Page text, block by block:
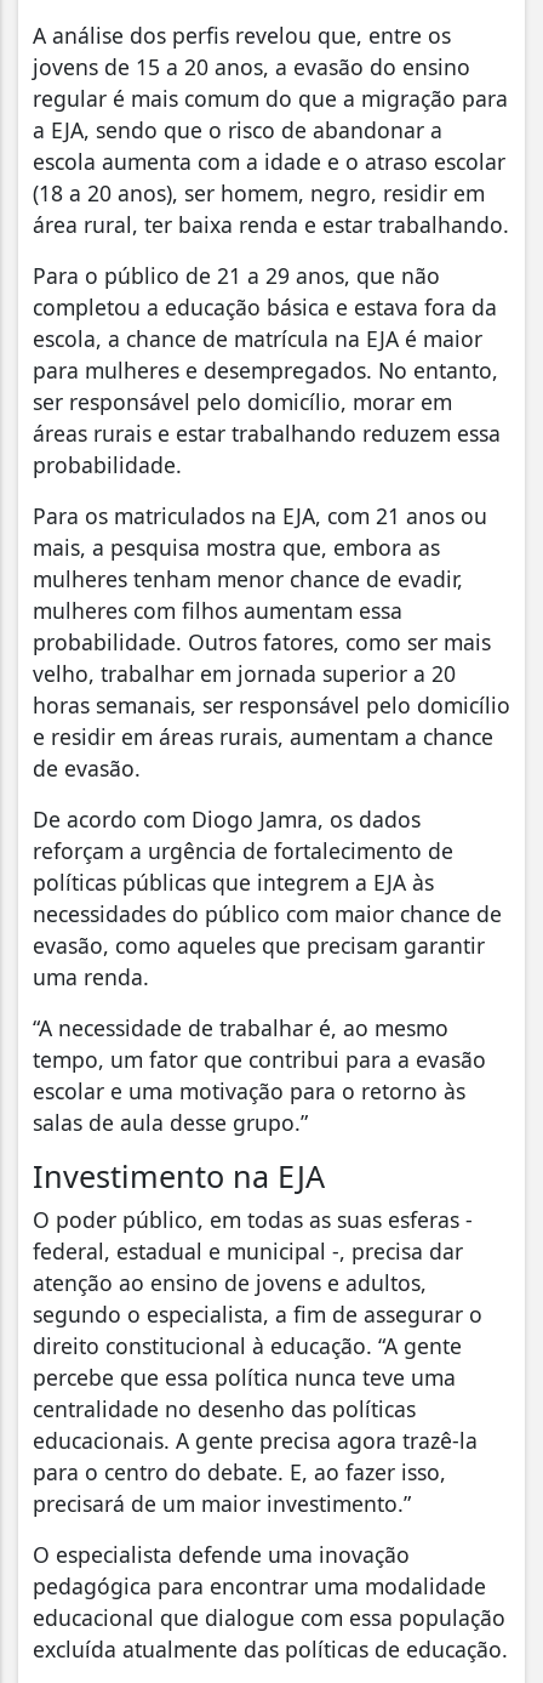
A análise dos perfis revelou que, entre os
jovens de 15 a 20 anos, a evasão do ensino
regular é mais comum do que a migração para
a EJA, sendo que o risco de abandonar a
escola aumenta com a idade e o atraso escolar
(18 a 20 anos), ser homem, negro, residir em
área rural, ter baixa renda e estar trabalhando.
Para o público de 21 a 29 anos, que não
completou a educação básica e estava fora da
escola, a chance de matrícula na EJA é maior
para mulheres e desempregados. No entanto,
ser responsável pelo domicílio, morar em
áreas rurais e estar trabalhando reduzem essa
probabilidade.
Para os matriculados na EJA, com 21 anos ou
mais, a pesquisa mostra que, embora as
mulheres tenham menor chance de evadir,
mulheres com filhos aumentam essa
probabilidade. Outros fatores, como ser mais
velho, trabalhar em jornada superior a 20
horas semanais, ser responsável pelo domicílio
e residir em áreas rurais, aumentam a chance
de evasão.
De acordo com Diogo Jamra, os dados
reforçam a urgência de fortalecimento de
políticas públicas que integrem a EJA às
necessidades do público com maior chance de
evasão, como aqueles que precisam garantir
uma renda.
“A necessidade de trabalhar é, ao mesmo
tempo, um fator que contribui para a evasão
escolar e uma motivação para o retorno às
salas de aula desse grupo.”
Investimento na EJA
O poder público, em todas as suas esferas -
federal, estadual e municipal -, precisa dar
atenção ao ensino de jovens e adultos,
segundo o especialista, a fim de assegurar o
direito constitucional à educação. “A gente
percebe que essa política nunca teve uma
centralidade no desenho das políticas
educacionais. A gente precisa agora trazê-la
para o centro do debate. E, ao fazer isso,
precisará de um maior investimento.”
O especialista defende uma inovação
pedagógica para encontrar uma modalidade
educacional que dialogue com essa população
excluída atualmente das políticas de educação.